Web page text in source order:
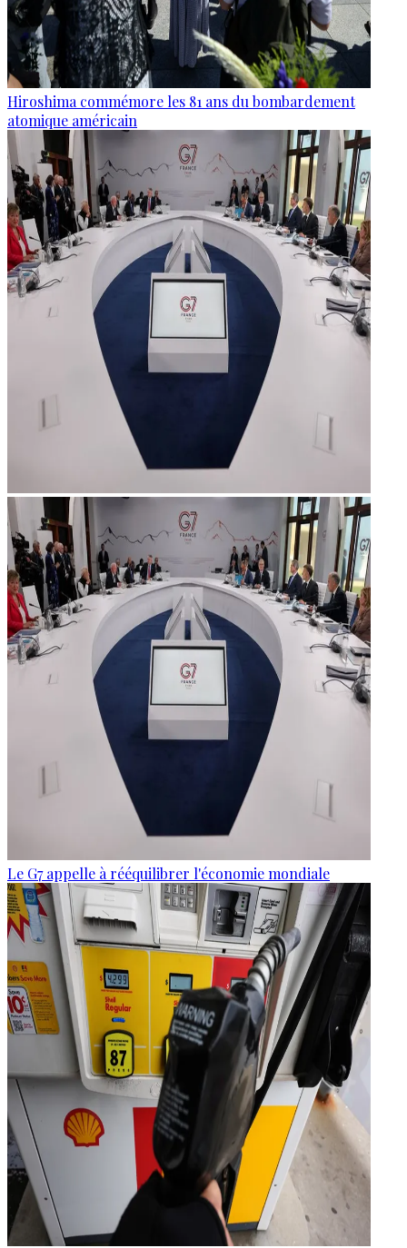
Hiroshima commémore les 81 ans du bombardement
atomique américain
Le G7 appelle à rééquilibrer l'économie mondiale